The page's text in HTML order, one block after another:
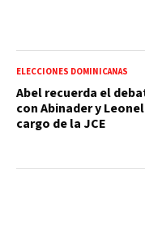
ELECCIONES DOMINICANAS
Abel recuerda el
con Abinader y
cargo de la JCE